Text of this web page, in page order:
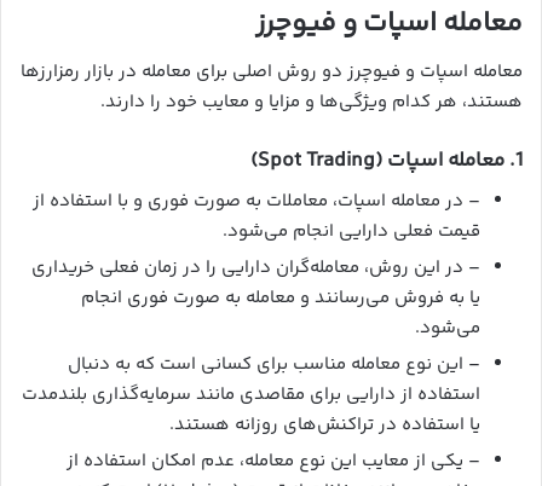
معامله اسپات و فیوچرز
معامله اسپات و فیوچرز دو روش اصلی برای معامله در بازار رمزارزها
هستند، هر کدام ویژگی‌ها و مزایا و معایب خود را دارند.
1. معامله اسپات (Spot Trading)
– در معامله اسپات، معاملات به صورت فوری و با استفاده از
قیمت فعلی دارایی انجام می‌شود.
– در این روش، معامله‌گران دارایی را در زمان فعلی خریداری
یا به فروش می‌رسانند و معامله به صورت فوری انجام
می‌شود.
– این نوع معامله مناسب برای کسانی است که به دنبال
استفاده از دارایی برای مقاصدی مانند سرمایه‌گذاری بلندمدت
یا استفاده در تراکنش‌های روزانه هستند.
– یکی از معایب این نوع معامله، عدم امکان استفاده از